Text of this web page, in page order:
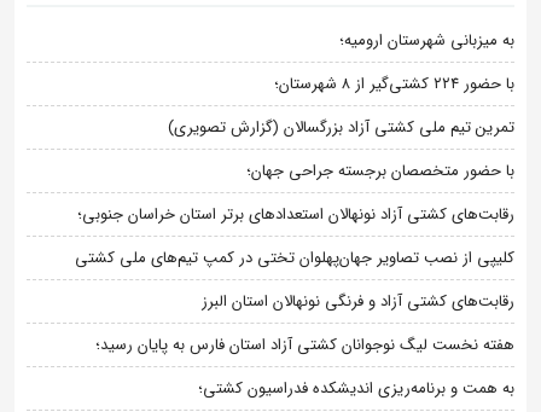
به میزبانی شهرستان ارومیه؛
با حضور ۲۲۴ کشتی‌گیر از ۸ شهرستان؛
تمرین تیم ملی کشتی آزاد بزرگسالان (گزارش تصویری)
با حضور متخصصان برجسته جراحی جهان؛
رقابت‌های کشتی آزاد نونهالان استعدادهای برتر استان خراسان جنوبی؛
کلیپی از نصب تصاویر جهان‌پهلوان تختی در کمپ تیم‌های ملی کشتی
رقابت‌های کشتی آزاد و فرنگی نونهالان استان البرز
هفته نخست لیگ نوجوانان کشتی آزاد استان فارس به پایان رسید؛
به همت و برنامه‌ریزی اندیشکده فدراسیون کشتی؛